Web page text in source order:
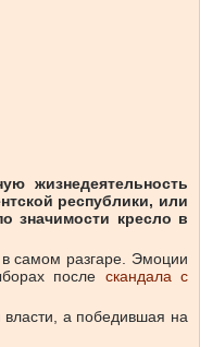
жизнедеятельность
республики, или
значимости кресло в
самом разгаре. Эмоции
после скандала с
власти, а победившая на